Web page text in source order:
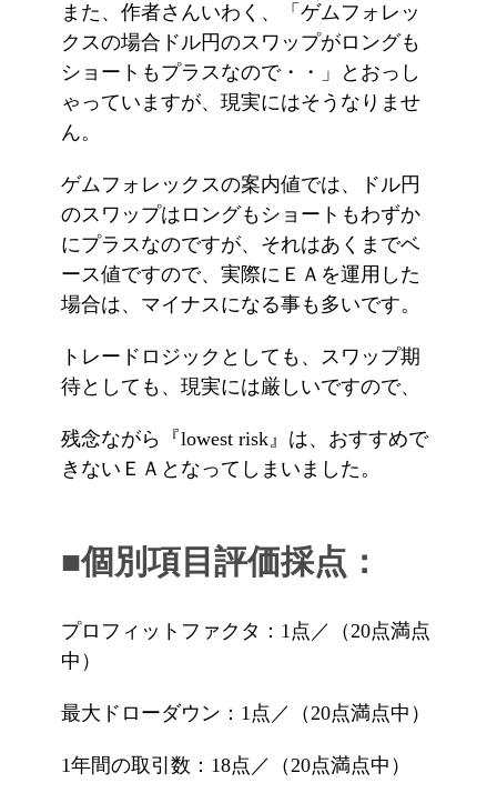
また、作者さんいわく、「ゲムフォレッ
クスの場合ドル円のスワップがロングも
ショートもプラスなので・・」とおっし
ゃっていますが、現実にはそうなりませ
ん。
ゲムフォレックスの案内値では、ドル円
のスワップはロングもショートもわずか
にプラスなのですが、それはあくまでベ
ース値ですので、実際にＥＡを運用した
場合は、マイナスになる事も多いです。
トレードロジックとしても、スワップ期
待としても、現実には厳しいですので、
残念ながら『lowest risk』は、おすすめで
きないＥＡとなってしまいました。
■個別項目評価採点：
プロフィットファクタ：1点／（20点満点
中）
最大ドローダウン：1点／（20点満点中）
1年間の取引数：18点／（20点満点中）